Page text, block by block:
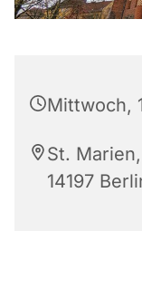
Mittwoch,
St.
14197